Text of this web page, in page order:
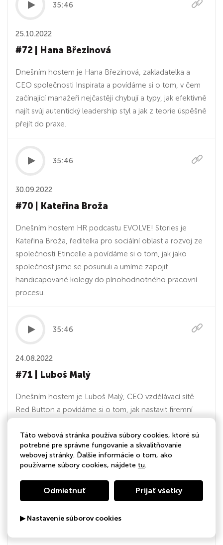
35:46
25.10.2022
#72 | Hana Březinová
Dnešním hostem je Hana Březinová, zakladatelka a
CEO společnosti Inspirata a povídáme si o tom, v čem
začínající manažeři nejčastěji chybují a typy, jak efektivně
najít svůj autentický leadership styl a jak z teorie úspěšně
přejít do praxe.
35:46
30.09.2022
#70 | Kateřina Broža
Dnešním hostem HR podcastu EVOLVE! Stories je
Kateřina Broža, ředitelka pro sociální oblast a rozvoj ze
společnosti Etincelle a povídáme si o tom, jak jako
společnost jsme se posunuli a umíme zapojit
handicapované kolegy do plnohodnotného pracovní
procesu.
35:46
24.08.2022
#71 | Luboš Malý
Dnešním hostem je Luboš Malý, CEO vzdělávací sítě
Red Button a povídáme si o tom, jak nastavit firemní
dovednosti se firmy nově zaměřují a jak vypadá koncept
learning 3.0
02.08.2022
Táto webová stránka používa súbory cookies, ktoré sú
potrebné pre správne fungovanie a skvalitňovanie
webovej stránky. Ďalšie informácie o tom, ako
používame súbory cookies, nájdete tu.
Odmietnuť Prijať všetky
▶ Nastavenie súborov cookies